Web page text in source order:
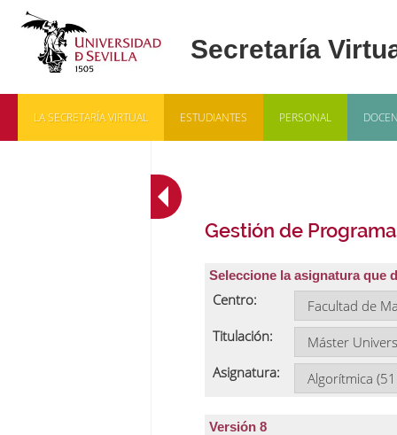
LA SECRETARÍA VIRTUAL ESTUDIANTES PERSONAL
Gestión de
Seleccione la asignatura que
Centro:
Titulación:
Asignatura:
Versión 8